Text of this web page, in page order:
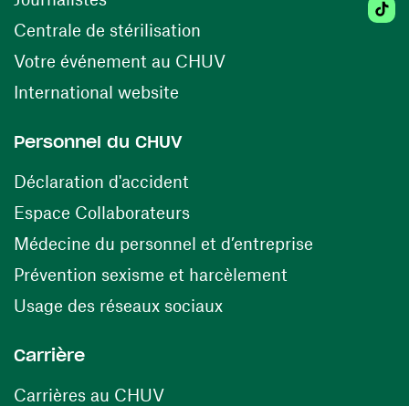
Centrale de stérilisation (ouvre une nouvelle
Votre événement au CHUV(ouvre une nouvelle
International website
Personnel du CHUV
Déclaration d'accident
Espace Collaborateurs(ouvre une nouvelle fenêtre)
Médecine du personnel et d’entreprise
Prévention sexisme et harcèlement
Usage des réseaux sociaux(ouvre une nouvelle
Carrière
Carrières au CHUV(ouvre une nouvelle fenêtre)